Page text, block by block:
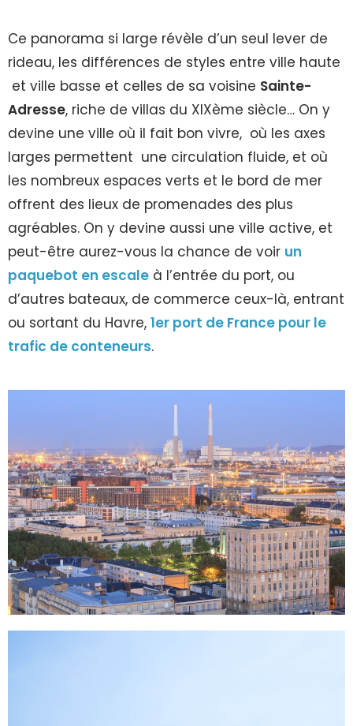
Ce panorama si large révèle d’un seul lever de
rideau, les différences de styles entre ville haute
et ville basse et celles de sa voisine Sainte-
Adresse, riche de villas du XIXème siècle… On y
devine une ville où il fait bon vivre, où les axes
larges permettent une circulation fluide, et où
les nombreux espaces verts et le bord de mer
offrent des lieux de promenades des plus
agréables. On y devine aussi une ville active, et
peut-être aurez-vous la chance de voir un
paquebot en escale à l’entrée du port, ou
d’autres bateaux, de commerce ceux-là, entrant
ou sortant du Havre, 1er port de France pour le
trafic de conteneurs.